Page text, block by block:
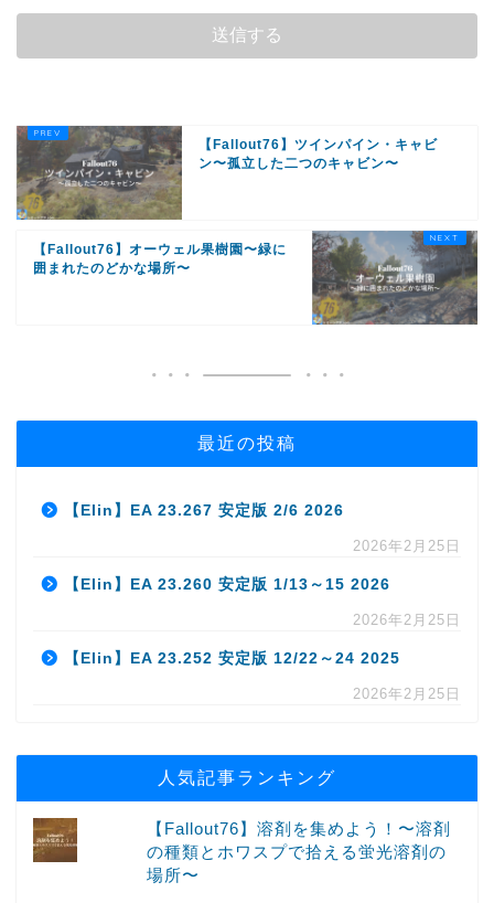
【Fallout76】ツインパイン・キャビ
ン〜孤立した二つのキャビン〜
【Fallout76】オーウェル果樹園〜緑に
囲まれたのどかな場所〜
最近の投稿
【Elin】EA 23.267 安定版 2/6 2026
2026年2月25日
【Elin】EA 23.260 安定版 1/13～15 2026
2026年2月25日
【Elin】EA 23.252 安定版 12/22～24 2025
2026年2月25日
人気記事ランキング
【Fallout76】溶剤を集めよう！〜溶剤
の種類とホワスプで拾える蛍光溶剤の
場所〜